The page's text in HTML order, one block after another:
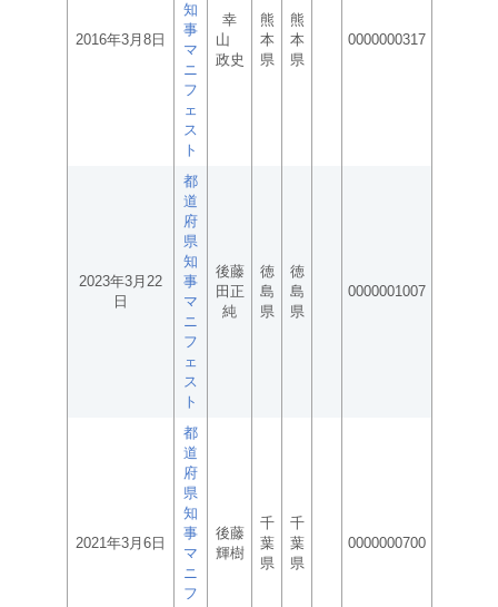
2016年3月8日
知
事
マ
ニ
フ
ェ
ス
ト
幸
山
政史
熊
本
県
熊
本
県
0000000317
2023年3月22
日
都
道
府
県
知
事
マ
ニ
フ
ェ
ス
ト
後藤
田正
純
徳
島
県
徳
島
県
0000001007
2021年3月6日
都
道
府
県
知
事
マ
ニ
フ
後藤
輝樹
千
葉
県
千
葉
県
0000000700